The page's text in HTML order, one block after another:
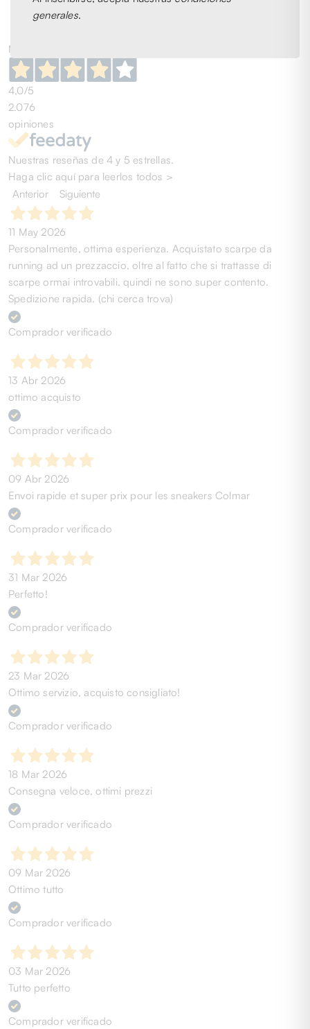
generales.
Muy bien
4,0/5
2.076
opiniones
Nuestras reseñas de 4 y 5 estrellas.
Haga clic aquí para leerlos todos >
Anterior
Siguiente
11 May 2026
Personalmente, ottima esperienza. Acquistato scarpe da
running ad un prezzaccio, oltre al fatto che si trattasse di
scarpe ormai introvabili, quindi ne sono super contento.
Spedizione rapida. (chi cerca trova)
Comprador verificado
13 Abr 2026
ottimo acquisto
Comprador verificado
09 Abr 2026
Envoi rapide et super prix pour les sneakers Colmar
Comprador verificado
31 Mar 2026
Perfetto!
Comprador verificado
23 Mar 2026
Ottimo servizio, acquisto consigliato!
Comprador verificado
18 Mar 2026
Consegna veloce, ottimi prezzi
Comprador verificado
09 Mar 2026
Ottimo tutto
Comprador verificado
03 Mar 2026
Tutto perfetto
Comprador verificado